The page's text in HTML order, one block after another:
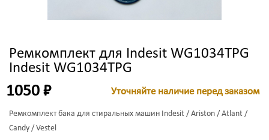
Ремкомплект для Indesit WG1034TPG
Indesit WG1034TPG
1050 ₽ Уточняйте наличие перед заказом
Ремкомплект бака для стиральных машин Indesit / Ariston / Atlant /
Candy / Vestel